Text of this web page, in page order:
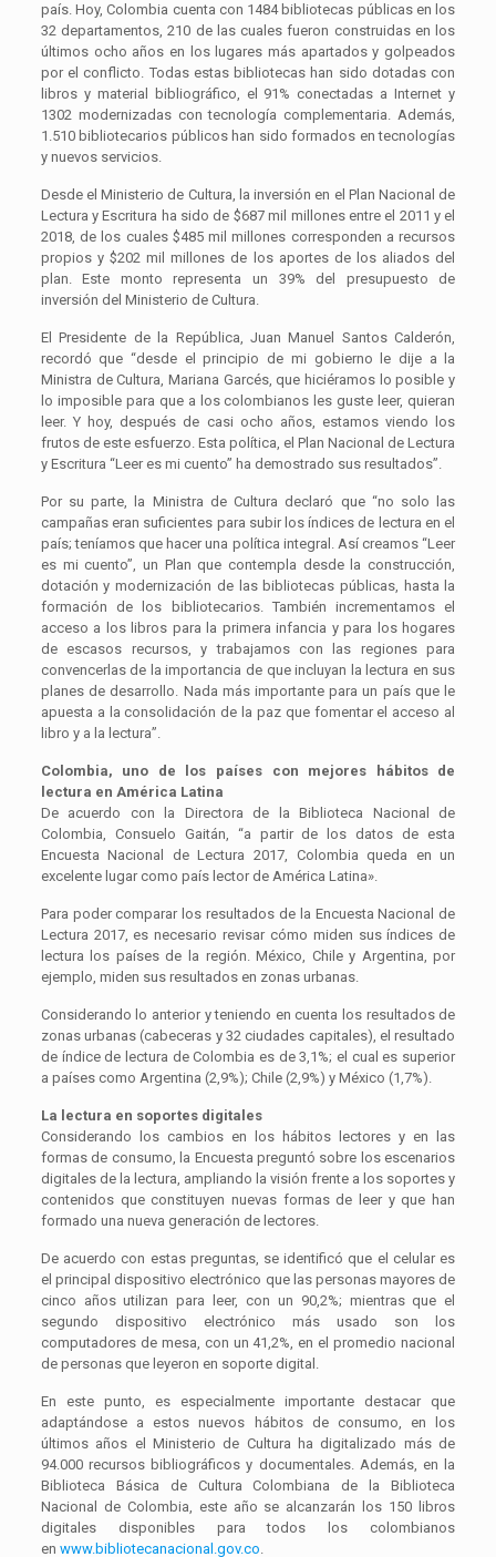
país. Hoy, Colombia cuenta con 1484 bibliotecas públicas en los
32 departamentos, 210 de las cuales fueron construidas en los
últimos ocho años en los lugares más apartados y golpeados
por el conflicto. Todas estas bibliotecas han sido dotadas con
libros y material bibliográfico, el 91% conectadas a Internet y
1302 modernizadas con tecnología complementaria. Además,
1.510 bibliotecarios públicos han sido formados en tecnologías
y nuevos servicios.
Desde el Ministerio de Cultura, la inversión en el Plan Nacional de
Lectura y Escritura ha sido de $687 mil millones entre el 2011 y el
2018, de los cuales $485 mil millones corresponden a recursos
propios y $202 mil millones de los aportes de los aliados del
plan. Este monto representa un 39% del presupuesto de
inversión del Ministerio de Cultura.
El Presidente de la República, Juan Manuel Santos Calderón,
recordó que “desde el principio de mi gobierno le dije a la
Ministra de Cultura, Mariana Garcés, que hiciéramos lo posible y
lo imposible para que a los colombianos les guste leer, quieran
leer. Y hoy, después de casi ocho años, estamos viendo los
frutos de este esfuerzo. Esta política, el Plan Nacional de Lectura
y Escritura “Leer es mi cuento” ha demostrado sus resultados”.
Por su parte, la Ministra de Cultura declaró que “no solo las
campañas eran suficientes para subir los índices de lectura en el
país; teníamos que hacer una política integral. Así creamos “Leer
es mi cuento”, un Plan que contempla desde la construcción,
dotación y modernización de las bibliotecas públicas, hasta la
formación de los bibliotecarios. También incrementamos el
acceso a los libros para la primera infancia y para los hogares
de escasos recursos, y trabajamos con las regiones para
convencerlas de la importancia de que incluyan la lectura en sus
planes de desarrollo. Nada más importante para un país que le
apuesta a la consolidación de la paz que fomentar el acceso al
libro y a la lectura”.
Colombia, uno de los países con mejores hábitos de
lectura en América Latina
De acuerdo con la Directora de la Biblioteca Nacional de
Colombia, Consuelo Gaitán, “a partir de los datos de esta
Encuesta Nacional de Lectura 2017, Colombia queda en un
excelente lugar como país lector de América Latina».
Para poder comparar los resultados de la Encuesta Nacional de
Lectura 2017, es necesario revisar cómo miden sus índices de
lectura los países de la región. México, Chile y Argentina, por
ejemplo, miden sus resultados en zonas urbanas.
Considerando lo anterior y teniendo en cuenta los resultados de
zonas urbanas (cabeceras y 32 ciudades capitales), el resultado
de índice de lectura de Colombia es de 3,1%; el cual es superior
a países como Argentina (2,9%); Chile (2,9%) y México (1,7%).
La lectura en soportes digitales
Considerando los cambios en los hábitos lectores y en las
formas de consumo, la Encuesta preguntó sobre los escenarios
digitales de la lectura, ampliando la visión frente a los soportes y
contenidos que constituyen nuevas formas de leer y que han
formado una nueva generación de lectores.
De acuerdo con estas preguntas, se identificó que el celular es
el principal dispositivo electrónico que las personas mayores de
cinco años utilizan para leer, con un 90,2%; mientras que el
segundo dispositivo electrónico más usado son los
computadores de mesa, con un 41,2%, en el promedio nacional
de personas que leyeron en soporte digital.
En este punto, es especialmente importante destacar que
adaptándose a estos nuevos hábitos de consumo, en los
últimos años el Ministerio de Cultura ha digitalizado más de
94.000 recursos bibliográficos y documentales. Además, en la
Biblioteca Básica de Cultura Colombiana de la Biblioteca
Nacional de Colombia, este año se alcanzarán los 150 libros
digitales disponibles para todos los colombianos
en www.bibliotecanacional.gov.co.